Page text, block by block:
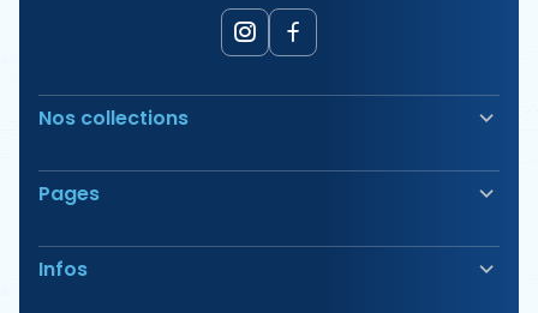
Nos collections
Soudeuse Fibre Optique
Sécurité & Balisage
Outillage
Tirage & Aiguillage
Pages
Nos Produits
Nos Offres
Infos